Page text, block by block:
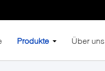
Produkte Über uns